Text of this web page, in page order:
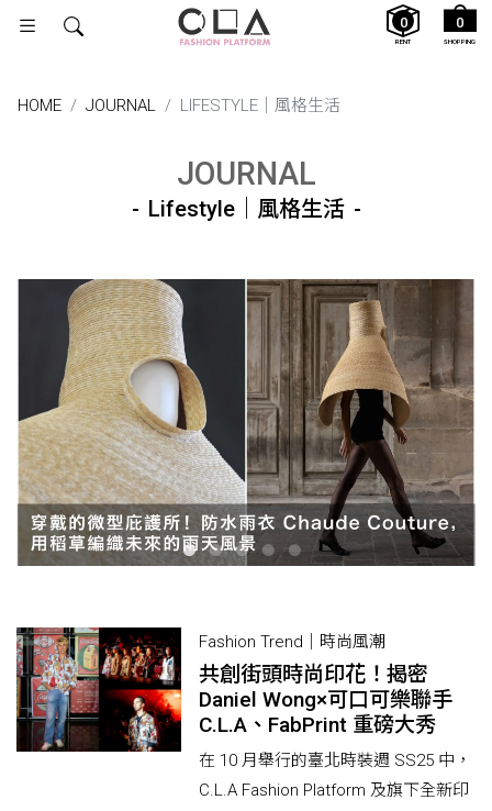
SHOPPING
0
RENT
0
HOME JOURNAL LIFESTYLE｜風格生活
JOURNAL
Lifestyle｜風格生活
Fashion Trend｜時尚風潮
共創街頭時尚印花！揭密
Daniel Wong×可口可樂聯手
C.L.A、FabPrint 重磅大秀
在 10 月舉行的臺北時裝週 SS25 中，
C.L.A Fashion Platform 及旗下全新印